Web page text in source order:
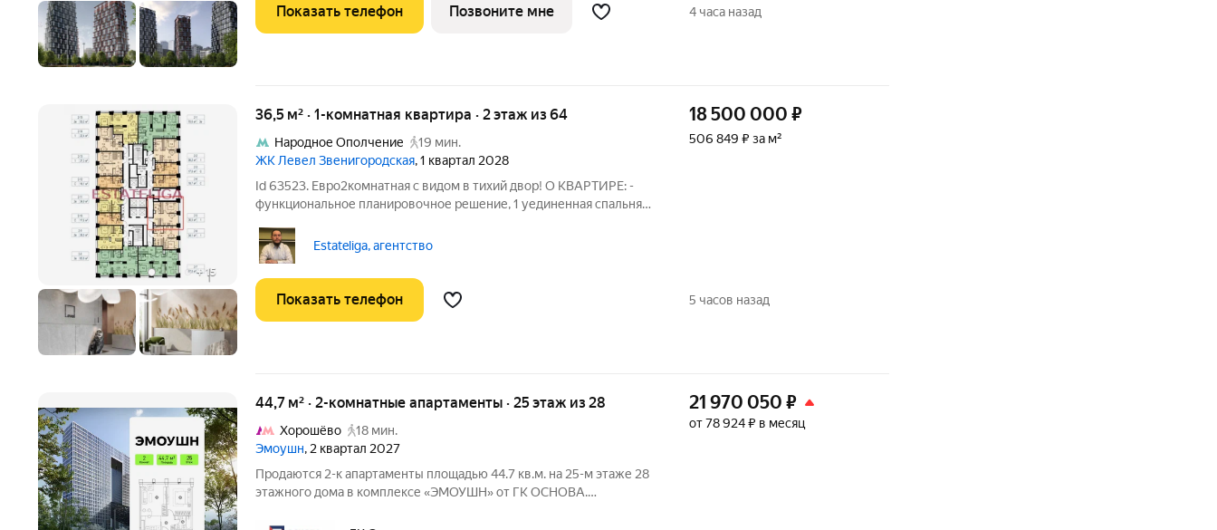
Показать телефон Позвоните мне 4 часа назад
+15
36,5 м² · 1-комнатная квартира · 2 этаж из 64
Народное Ополчение
19 мин.
ЖК Левел Звенигородская, 1 квартал 2028
Id 63523. Евро2комнатная с видом в тихий двор! О КВАРТИРЕ: -
функциональное планировочное решение, 1 уединенная спальня и
расположение квартиры на 2 этаже позволяет свободно
переносить мокрые зоны по
Estateliga, агентство
18 500 000 ₽
506 849 ₽ за м²
Показать телефон 5 часов назад
44,7 м² · 2-комнатные апартаменты · 25 этаж из 28
Хорошёво
18 мин.
Эмоушн, 2 квартал 2027
Продаются 2-к апартаменты площадью 44.7 кв.м. на 25-м этаже 28
этажного дома в комплексе «ЭМОУШН» от ГК ОСНОВА.
21 970 050 ₽
от 78 924 ₽ в месяц